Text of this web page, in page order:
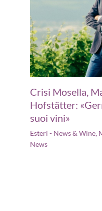
Crisi Mosella,
Hofstätter:
suoi vini»
Esteri - News & Wine,
News